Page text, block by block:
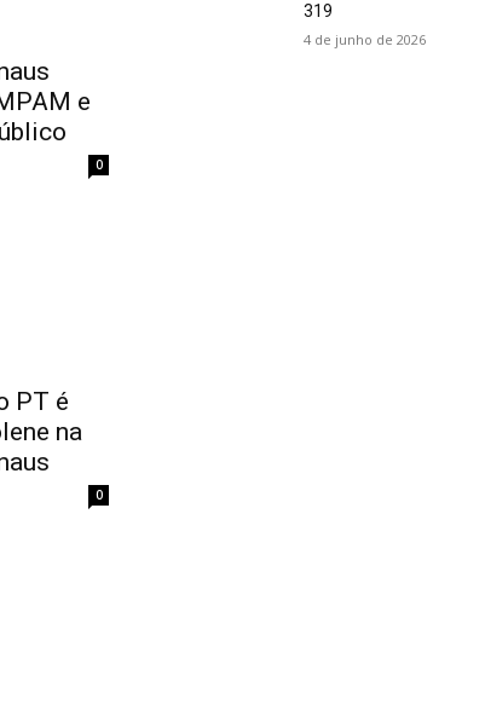
e
0
PT é
na
0
319
4 de junho de 2026